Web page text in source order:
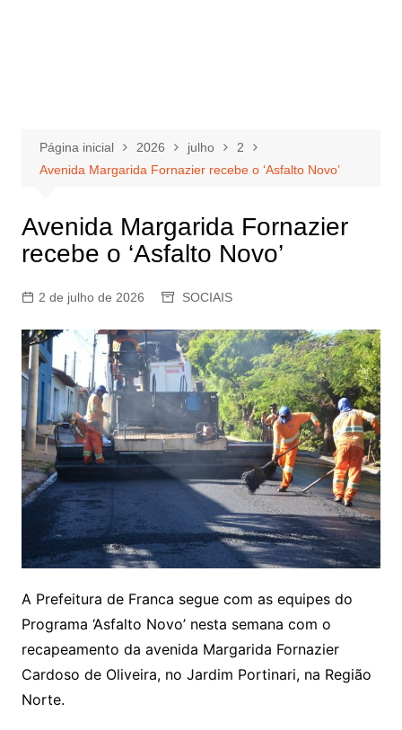
Página inicial 2026 julho
2
Avenida Margarida Fornazier recebe o ‘Asfalto Novo’
Avenida Margarida Fornazier
recebe o ‘Asfalto Novo’
2 de julho de 2026 SOCIAIS
A Prefeitura de Franca segue com as equipes do
Programa ‘Asfalto Novo’ nesta semana com o
recapeamento da avenida Margarida Fornazier
Cardoso de Oliveira, no Jardim Portinari, na Região
Norte.